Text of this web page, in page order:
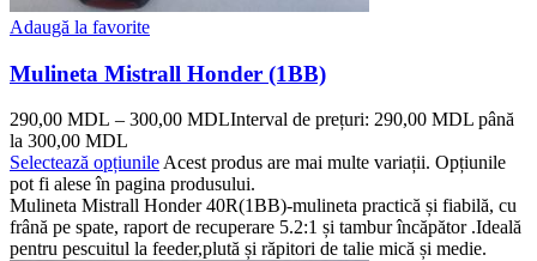
Adaugă la favorite
Mulineta Mistrall Honder (1BB)
290,00 MDL – 300,00 MDLInterval de prețuri: 290,00 MDL până
la 300,00 MDL
Selectează opțiunileAcest produs are mai multe variații. Opțiunile
pot fi alese în pagina produsului.
Mulineta Mistrall Honder 40R(1BB)-mulineta practică și fiabilă, cu
frână pe spate, raport de recuperare 5.2:1 și tambur încăpător .Ideală
pentru pescuitul la feeder,plută și răpitori de talie mică și medie.